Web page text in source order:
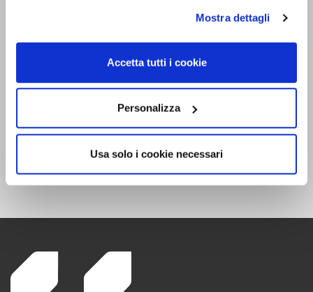
cookie accettare. Per ulteriori informazioni consulta
lacookie policy.
Mostra dettagli
Accetta tutti i cookie
Personalizza
Usa solo i cookie necessari
Rimani aggiornato su tutte le novitá
Dichiaro di aver preso visione
dell’art. 13 del Regolamento UE
679/2016